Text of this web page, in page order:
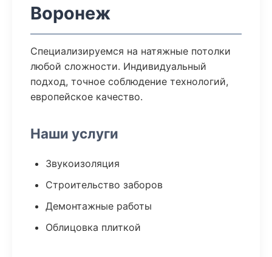
Воронеж
Специализируемся на натяжные потолки
любой сложности. Индивидуальный
подход, точное соблюдение технологий,
европейское качество.
Наши услуги
Звукоизоляция
Строительство заборов
Демонтажные работы
Облицовка плиткой